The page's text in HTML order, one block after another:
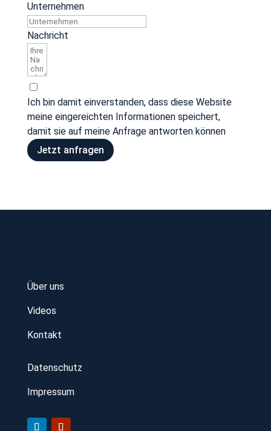
Unternehmen
Nachricht
Ich bin damit einverstanden, dass diese Website
meine eingereichten Informationen speichert,
damit sie auf meine Anfrage antworten können
Jetzt anfragen
Über uns
Videos
Kontakt
Datenschutz
Impressum